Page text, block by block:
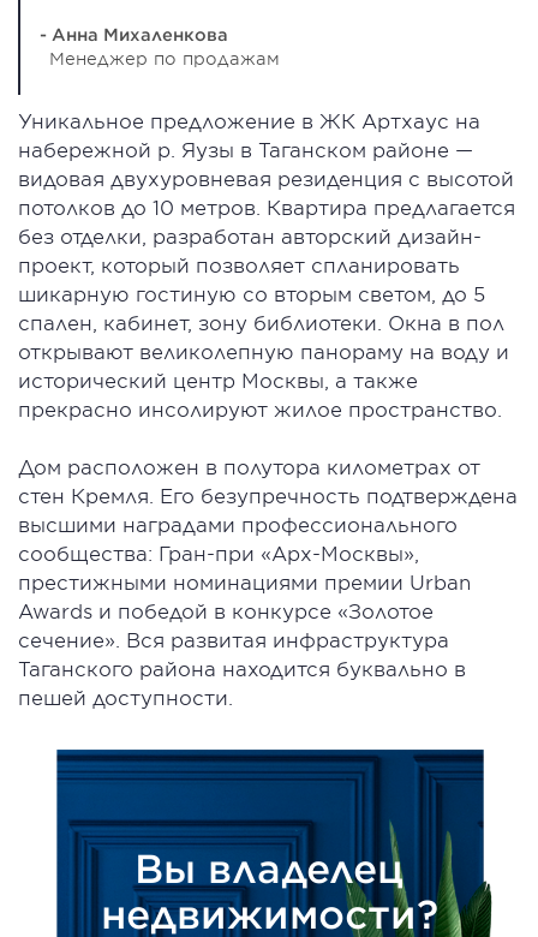
- Анна Михаленкова
Менеджер по продажам
Уникальное предложение в ЖК Артхаус на
набережной р. Яузы в Таганском районе —
видовая двухуровневая резиденция с высотой
потолков до 10 метров. Квартира предлагается
без отделки, разработан авторский дизайн-
проект, который позволяет спланировать
шикарную гостиную со вторым светом, до 5
спален, кабинет, зону библиотеки. Окна в пол
открывают великолепную панораму на воду и
исторический центр Москвы, а также
прекрасно инсолируют жилое пространство.
Дом расположен в полутора километрах от
стен Кремля. Его безупречность подтверждена
высшими наградами профессионального
сообщества: Гран-при «Арх-Москвы»,
престижными номинациями премии Urban
Awards и победой в конкурсе «Золотое
сечение». Вся развитая инфраструктура
Таганского района находится буквально в
пешей доступности.
Вы владелец
недвижимости?